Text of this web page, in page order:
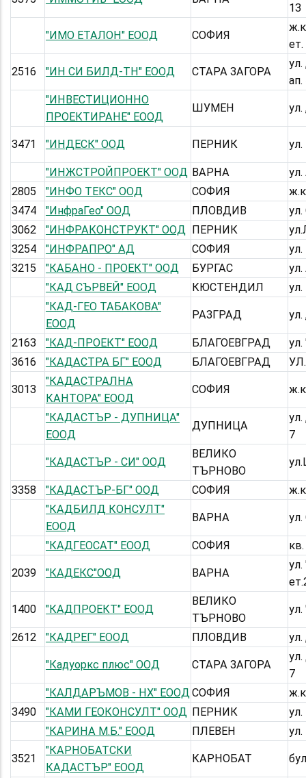
13
"ИМО ЕТАЛОН" ЕООД СОФИЯ
ет.
2516 "ИН СИ БИЛД-ТН" ЕООД СТАРА ЗАГОРА
ап.
"ИНВЕСТИЦИОННО
ПРОЕКТИРАНЕ" ЕООД
ШУМЕН
3471 "ИНДЕСК" ООД ПЕРНИК
"ИНЖСТРОЙПРОЕКТ" ООД ВАРНА
2805
"ИНФО ТЕКС" ООД СОФИЯ
3474
"ИнфраГео" ООД ПЛОВДИВ
3062
"ИНФРАКОНСТРУКТ" ООД ПЕРНИК
3254
"ИНФРАПРО" АД СОФИЯ
3215
"КАБАНО - ПРОЕКТ" ООД БУРГАС
"КАД СЪРВЕЙ" ЕООД
КЮСТЕНДИЛ
"КАД-ГЕО ТАБАКОВА"
ЕООД
РАЗГРАД
2163 "КАД-ПРОЕКТ" ЕООД БЛАГОЕВГРАД
3616
"КАДАСТРА БГ" ЕООД БЛАГОЕВГРАД
3013
"КАДАСТРАЛНА
КАНТОРА" ЕООД
СОФИЯ
"КАДАСТЪР - ДУПНИЦА"
ЕООД
ДУПНИЦА
7
"КАДАСТЪР - СИ" ООД
ВЕЛИКО
ТЪРНОВО
3358 "КАДАСТЪР-БГ" ООД СОФИЯ
"КАДБИЛД КОНСУЛТ"
ЕООД
ВАРНА
"КАДГЕОСАТ" ЕООД СОФИЯ
2039 "КАДЕКС"ООД ВАРНА
1400 "КАДПРОЕКТ" ЕООД
ВЕЛИКО
ТЪРНОВО
2612 "КАДРЕГ" ЕООД ПЛОВДИВ
"Кадуоркс плюс" ООД СТАРА ЗАГОРА
7
"КАЛДАРЪМОВ - НХ" ЕООДСОФИЯ
3490
"КАМИ ГЕОКОНСУЛТ" ООД ПЕРНИК
"КАРИНА М.Б." ЕООД
ПЛЕВЕН
3521
"КАРНОБАТСКИ
КАДАСТЪР" ЕООД
КАРНОБАТ